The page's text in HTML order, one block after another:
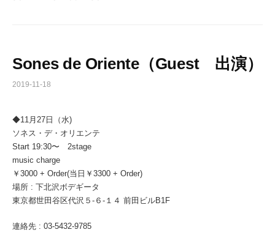
Sones de Oriente（Guest 出演）
2019-11-18
◆11月27日（水)
ソネス・デ・オリエンテ
Start 19:30〜 2stage
music charge
￥3000 + Order(当日￥3300 + Order)
場所 : 下北沢ボデギータ
東京都世田谷区代沢５-６-１４ 前田ビルB1F
連絡先 : 03-5432-9785